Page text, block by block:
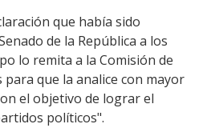
que había sido
de la República a los
lo remita a la Comisión de
que la analice con mayor
el objetivo de lograr el
políticos".